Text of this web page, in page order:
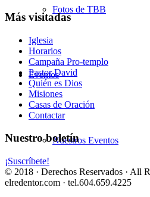
Fotos de TBB
Eventos
Nuestros Eventos
Más visitadas
Iglesia
Horarios
Campaña Pro-templo
Pastor David
Quién es Dios
Misiones
Casas de Oración
Contactar
Nuestro boletín
¡Suscríbete!
© 2018 · Derechos Reservados · All
elredentor.com · tel.604.659.4225